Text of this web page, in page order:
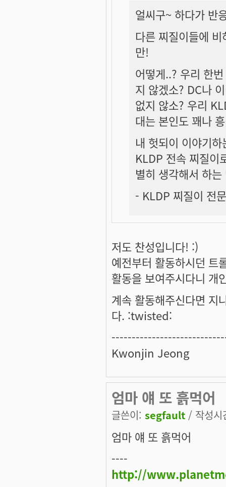
얼씨구~ 하다가 반
다른 찌질이들에
만!
어떻게..? 우리 한
지 않겠소? DC나
없지 않소? 우리
대는 본인도 꽤나
내 헛되이 이야기
KLDP 전속 찌질이
별히 생각해서 하
- KLDP 찌질이 전
저도 찬성입니다! :)
예전부터 활동하시던 트
활동을 보여주시다니 개
계속 활동해주신다면 지
다. :twisted:
Kwonjin Jeong
엄마 얘 또 흙먹어
글쓴이: segfault / 작성
엄마 얘 또 흙먹어
----
http://